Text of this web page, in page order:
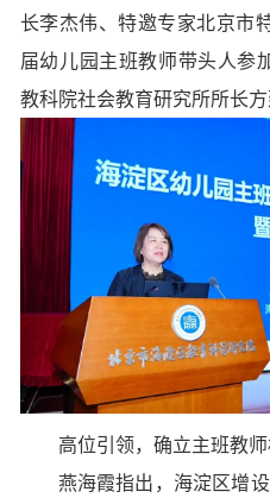
长李杰伟、特邀专家北京市
届幼儿园主班教师带头人参
教科院社会教育研究所所长方
高位引领，确立主班教
燕海霞指出，海淀区增